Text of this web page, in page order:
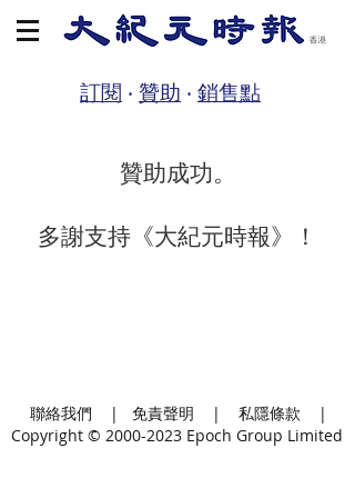
訂閱 ‧ 贊助 ‧ 銷售點
贊助成功。
多謝支持《大紀元時報》！
聯絡我們 | 免責聲明 | 私隱條款 |
Copyright © 2000-2023Epoch Group Limited